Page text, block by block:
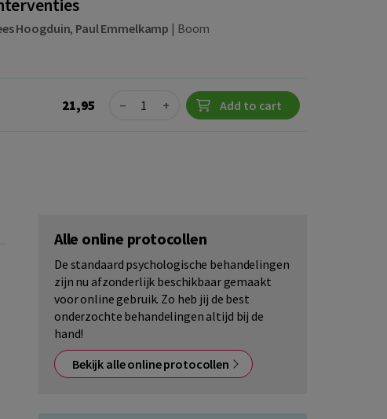
Hoogduin, Paul Emmelkamp | Boom
21,95 Quantity
− + Add to cart
Alle online protocollen
De standaard psychologische behandelingen
zijn nu afzonderlijk beschikbaar gemaakt
voor online gebruik. Zo heb jij de best
onderzochte behandelingen altijd bij de
hand!
Bekijk alle online protocollen